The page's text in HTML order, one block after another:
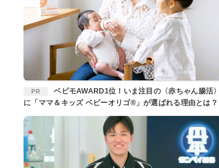
PR
ベビモAWARD1位！いま注目の〈赤ちゃん腸活〉
に「ママ＆キッズ ベビーオリゴ®」が選ばれる理由とは？